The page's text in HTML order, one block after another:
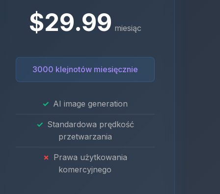
$29.99 miesiąc
3000 klejnotów miesięcznie
AI image generation
Standardowa prędkość
przetwarzania
Prawa użytkowania
komercyjnego